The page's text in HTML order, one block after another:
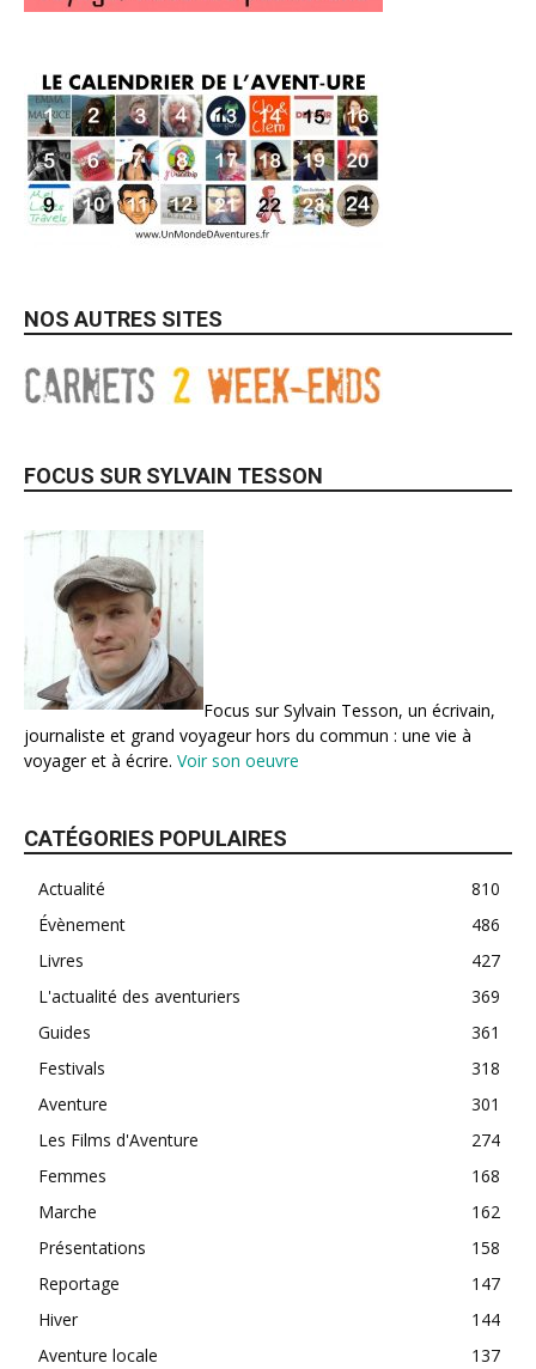
NOS AUTRES SITES
FOCUS SUR SYLVAIN TESSON
Focus sur Sylvain Tesson, un écrivain,
journaliste et grand voyageur hors du commun : une vie à
voyager et à écrire. Voir son oeuvre
CATÉGORIES POPULAIRES
Actualité
810
Évènement
486
Livres
427
L'actualité des aventuriers
369
Guides
361
Festivals
318
Aventure
301
Les Films d'Aventure
274
Femmes
168
Marche
162
Présentations
158
Reportage
147
Hiver
144
Aventure locale
137